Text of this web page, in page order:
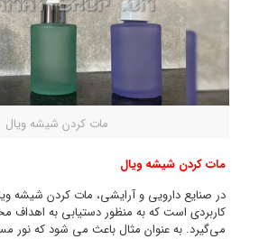
مات کردن شیشه ویال
مات کردن شیشه ویال
در صنایع دارویی و آرایشی، مات کردن شیشه
کاربردی است که به منظور دستیابی به اهداف
می‌گیرد. به عنوان مثال باعث می‌ شود که نور